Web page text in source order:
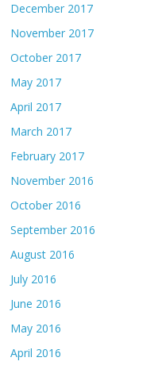
December 2017
November 2017
October 2017
May 2017
April 2017
March 2017
February 2017
November 2016
October 2016
September 2016
August 2016
July 2016
June 2016
May 2016
April 2016